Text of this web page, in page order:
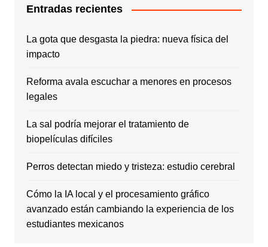
Entradas recientes
La gota que desgasta la piedra: nueva física del
impacto
Reforma avala escuchar a menores en procesos
legales
La sal podría mejorar el tratamiento de
biopelículas difíciles
Perros detectan miedo y tristeza: estudio cerebral
Cómo la IA local y el procesamiento gráfico
avanzado están cambiando la experiencia de los
estudiantes mexicanos